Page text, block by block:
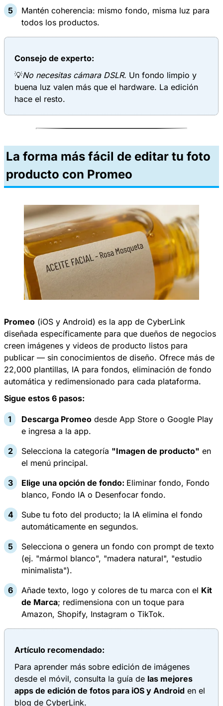
Mantén coherencia: mismo fondo, misma luz para
todos los productos.
Consejo de experto:
💡No necesitas cámara DSLR. Un fondo limpio y
buena luz valen más que el hardware. La edición
hace el resto.
La forma más fácil de editar tu foto
producto con Promeo
Promeo (iOS y Android) es la app de CyberLink
diseñada específicamente para que dueños de negocios
creen imágenes y videos de producto listos para
publicar — sin conocimientos de diseño. Ofrece más de
22,000 plantillas, IA para fondos, eliminación de fondo
automática y redimensionado para cada plataforma. ​
Sigue estos 6 pasos:
Descarga Promeo desde App Store o Google Play
e ingresa a la app.
Selecciona la categoría "Imagen de producto" en
el menú principal.
Elige una opción de fondo: Eliminar fondo, Fondo
blanco, Fondo IA o Desenfocar fondo.
Sube tu foto del producto; la IA elimina el fondo
automáticamente en segundos.
Selecciona o genera un fondo con prompt de texto
(ej. "mármol blanco", "madera natural", "estudio
minimalista").​
Añade texto, logo y colores de tu marca con el Kit
de Marca; redimensiona con un toque para
Amazon, Shopify, Instagram o TikTok.
Artículo recomendado:
Para aprender más sobre edición de imágenes
desde el móvil, consulta la guía de las mejores
apps de edición de fotos para iOS y Android en el
blog de CyberLink.